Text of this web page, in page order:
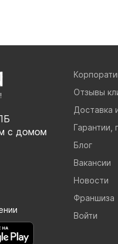
с домом
Отзывы
Доставка
Гарантии,
Блог
Вакансии
Новости
Франшиза
Войти